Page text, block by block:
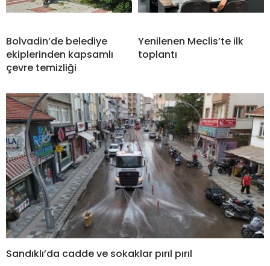
Bolvadin’de belediye
ekiplerinden kapsamlı
çevre temizliği
Yenilenen Meclis’te ilk
toplantı
Sandıklı’da cadde ve sokaklar pırıl pırıl